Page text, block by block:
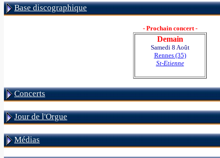
Base discographique
- Prochain concert -
Demain
Samedi 8 Août
Rennes (35)
St-Etienne
Concerts
Jour de l'Orgue
Médias